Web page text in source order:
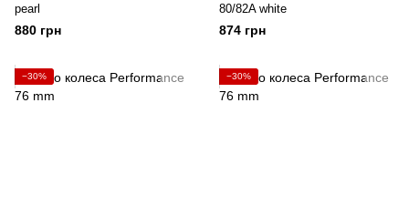
pearl
880 грн
80/82A white
874 грн
−30% −30%